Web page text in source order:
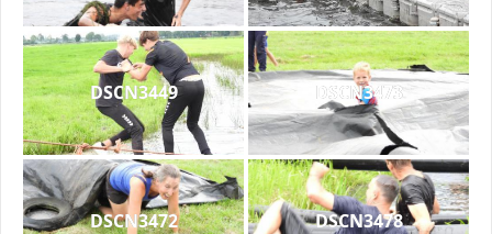
DSCN3449 DSCN3473
DSCN3472 DSCN3478